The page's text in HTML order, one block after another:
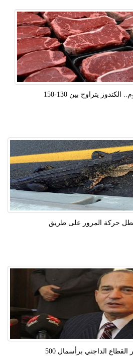
الكندوز يتراوح بين 130-150
حركة المرور على طريق
الداجني برأسمال 500